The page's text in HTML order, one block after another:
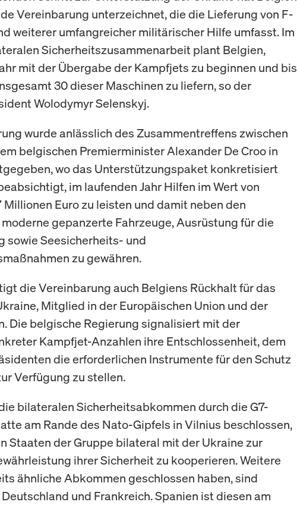
Vereinbarung unterzeichnet, die die Lieferung von F-
weiterer umfangreicher militärischer Hilfe umfasst. Im
Sicherheitszusammenarbeit plant Belgien,
mit der Übergabe der Kampfjets zu beginnen und bis
30 dieser Maschinen zu liefern, so der
Wolodymyr Selenskyj.
wurde anlässlich des Zusammentreffens zwischen
belgischen Premierminister Alexander De Croo in
wo das Unterstützungspaket konkretisiert
im laufenden Jahr Hilfen im Wert von
Euro zu leisten und damit neben den
gepanzerte Fahrzeuge, Ausrüstung für die
sowie Seesicherheits- und
zu gewähren.
die Vereinbarung auch Belgiens Rückhalt für das
Mitglied in der Europäischen Union und der
Die belgische Regierung signalisiert mit der
Kampfjet-Anzahlen ihre Entschlossenheit, dem
die erforderlichen Instrumente für den Schutz
Verfügung zu stellen.
bilateralen Sicherheitsabkommen durch die G7-
am Rande des Nato-Gipfels in Vilnius beschlossen,
Staaten der Gruppe bilateral mit der Ukraine zur
ihrer Sicherheit zu kooperieren. Weitere
ähnliche Abkommen geschlossen haben, sind
und Frankreich. Spanien ist diesen am